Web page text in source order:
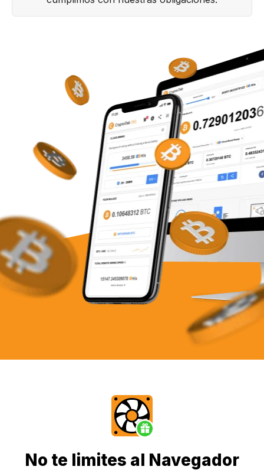
No te limites al Navegador